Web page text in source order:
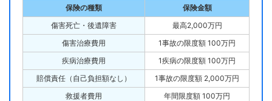
保険の種類
保険金額
傷害死亡・後遺障害
最高2,000万円
傷害治療費用
1事故の限度額 100万円
疾病治療費用
1疾病の限度額 100万円
賠償責任（自己負担額なし）
1事故の限度額 2,000万円
救援者費用
年間限度額 100万円